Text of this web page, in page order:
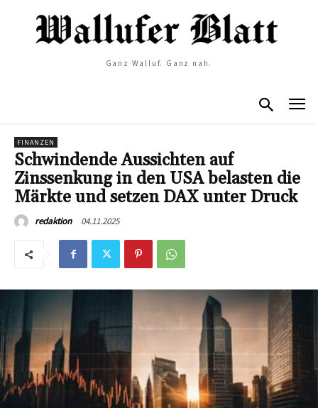
Ganz Walluf. Ganz nah.
FINANZEN
Schwindende Aussichten auf
Zinssenkung in den USA belasten die
Märkte und setzen DAX unter Druck
redaktion 04.11.2025